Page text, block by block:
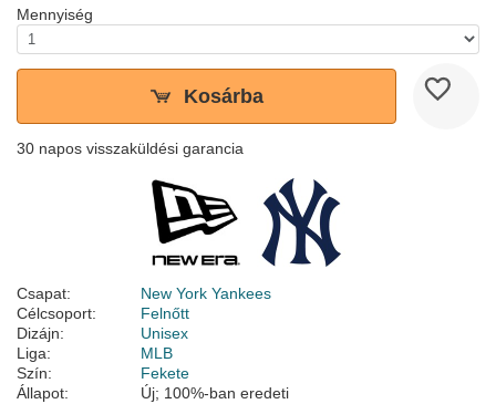
Mennyiség
Kosárba
30 napos visszaküldési garancia
Csapat:
New York Yankees
Célcsoport:
Felnőtt
Dizájn:
Unisex
Liga:
MLB
Szín:
Fekete
Állapot:
Új; 100%-ban eredeti